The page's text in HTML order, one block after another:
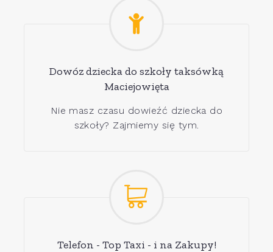
Dowóz dziecka do szkoły taksówką
Maciejowięta
Nie masz czasu dowieźć dziecka do
szkoły? Zajmiemy się tym.
Telefon - Top Taxi - i na Zakupy!